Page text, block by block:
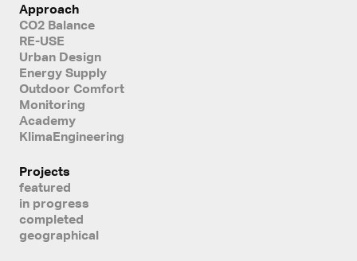
Approach
CO2 Balance
RE-USE
Urban Design
Energy Supply
Outdoor Comfort
Monitoring
Academy
KlimaEngineering
Projects
featured
in progress
completed
geographical